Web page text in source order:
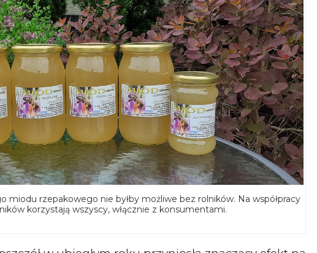
miodu rzepakowego nie byłby możliwe bez rolników. Na współpracy
korzystają wszyscy, włącznie z konsumentami.